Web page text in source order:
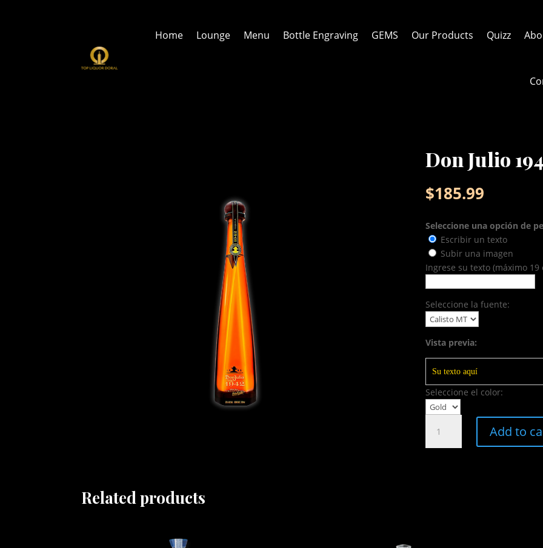
Home Lounge Menu Bottle Engraving GEMS Our Products Quizz
Don Julio
$185.99
Seleccione una opción de
Escribir un texto
Subir una imagen
Ingrese su texto (máximo 19
Seleccione la fuente:
Vista previa:
Su texto aquí
Seleccione el color:
Julio
1942
Add to
Related products